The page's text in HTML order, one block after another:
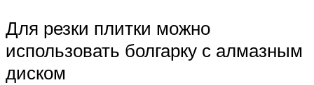
Для резки плитки можно
использовать болгарку с алмазным
диском